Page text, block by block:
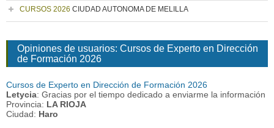
CURSOS 2026 CIUDAD AUTONOMA DE MELILLA
Opiniones de usuarios: Cursos de Experto en Dirección
de Formación 2026
Cursos de Experto en Dirección de Formación 2026
Letycia: Gracias por el tiempo dedicado a enviarme la información
Provincia: LA RIOJA
Ciudad: Haro